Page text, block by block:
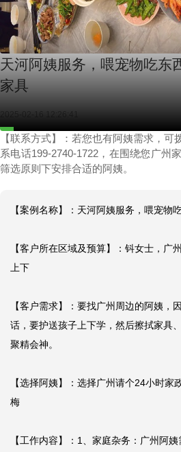
天河阿姨服务，喂宠物吃东
家具
2025-02-16 12:26:41
【联系方式】：若您也有阿姨需求，
系电话199-2740-1722，在围绕您广州
筛选原则下安排合适的阿姨。
【案例名称】：天河阿姨服务，喂宠物
【客户所在区域及预算】：钭女士，广
上下
【客户需求】：要找广州周边的阿姨，
话，要护送孩子上下学，然后擦拭家具
聚精会神。
【选择阿姨】：选择广州请个24小时家
梅
【工作内容】：1、家庭杂务：广州阿